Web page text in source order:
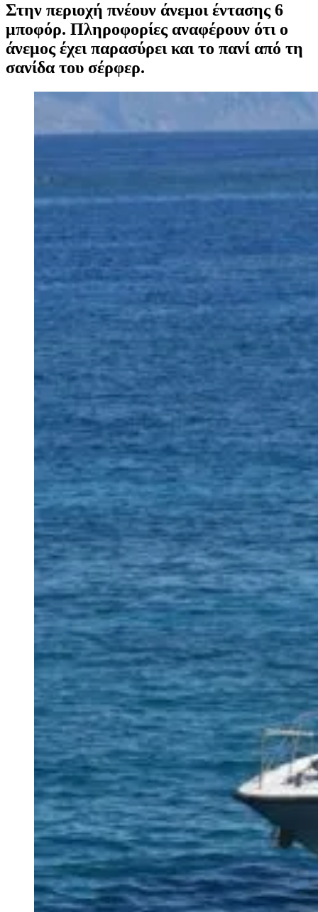
Στην περιοχή πνέουν άνεμοι έντασης 6
μποφόρ. Πληροφορίες αναφέρουν ότι ο
άνεμος έχει παρασύρει και το πανί από τη
σανίδα του σέρφερ.